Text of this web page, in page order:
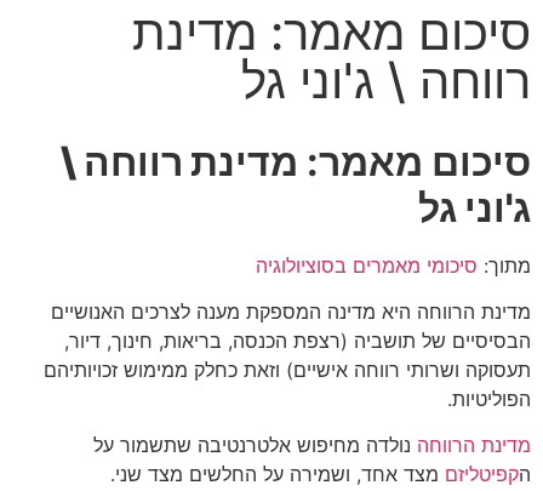
סיכום מאמר: מדינת
רווחה \ ג'וני גל
סיכום מאמר: מדינת רווחה \
ג'וני גל
מתוך: סיכומי מאמרים בסוציולוגיה
מדינת הרווחה היא מדינה המספקת מענה לצרכים האנושיים
הבסיסיים של תושביה (רצפת הכנסה, בריאות, חינוך, דיור,
תעסוקה ושרותי רווחה אישיים) וזאת כחלק ממימוש זכויותיהם
הפוליטיות.
מדינת הרווחה נולדה מחיפוש אלטרנטיבה שתשמור על
הקפיטליזם מצד אחד, ושמירה על החלשים מצד שני.